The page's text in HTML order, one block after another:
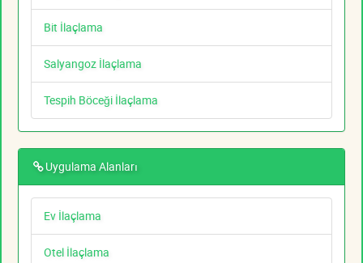
Bit İlaçlama
Salyangoz İlaçlama
Tespih Böceği İlaçlama
Uygulama Alanları
Ev İlaçlama
Otel İlaçlama